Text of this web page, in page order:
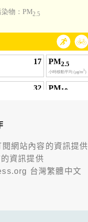
閱網站內容的資訊提供
資訊提供
台灣繁體中文